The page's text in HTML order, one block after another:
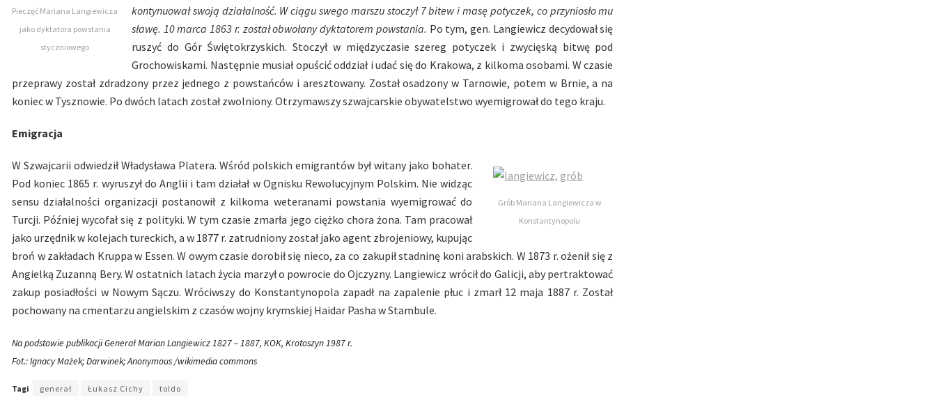
Pieczęć Mariana Langiewicza
jako dyktatora powstania
styczniowego
kontynuował swoją działalność. W ciągu swego marszu stoczył 7 bitew i masę potyczek, co przyniosło mu
sławę. 10 marca 1863 r. został obwołany dyktatorem powstania. Po tym, gen. Langiewicz decydował się
ruszyć do Gór Świętokrzyskich. Stoczył w międzyczasie szereg potyczek i zwycięską bitwę pod
Grochowiskami. Następnie musiał opuścić oddział i udać się do Krakowa, z kilkoma osobami. W czasie
przeprawy został zdradzony przez jednego z powstańców i aresztowany. Został osadzony w Tarnowie, potem w Brnie, a na
koniec w Tysznowie. Po dwóch latach został zwolniony. Otrzymawszy szwajcarskie obywatelstwo wyemigrował do tego kraju.
Emigracja
Grób Mariana Langiewicza w
Konstantynopolu
W Szwajcarii odwiedził Władysława Platera. Wśród polskich emigrantów był witany jako bohater.
Pod koniec 1865 r. wyruszył do Anglii i tam działał w Ognisku Rewolucyjnym Polskim. Nie widząc
sensu działalności organizacji postanowił z kilkoma weteranami powstania wyemigrować do
Turcji. Później wycofał się z polityki. W tym czasie zmarła jego ciężko chora żona. Tam pracował
jako urzędnik w kolejach tureckich, a w 1877 r. zatrudniony został jako agent zbrojeniowy, kupując
broń w zakładach Kruppa w Essen. W owym czasie dorobił się nieco, za co zakupił stadninę koni arabskich. W 1873 r. ożenił się z
Angielką Zuzanną Bery. W ostatnich latach życia marzył o powrocie do Ojczyzny. Langiewicz wrócił do Galicji, aby pertraktować
zakup posiadłości w Nowym Sączu. Wróciwszy do Konstantynopola zapadł na zapalenie płuc i zmarł 12 maja 1887 r. Został
pochowany na cmentarzu angielskim z czasów wojny krymskiej Haidar Pasha w Stambule.
Na podstawie publikacji Generał Marian Langiewicz 1827 – 1887, KOK, Krotoszyn 1987 r.
Fot.: Ignacy Mażek; Darwinek; Anonymous /wikimedia commons
Tagi generał Łukasz Cichy toldo